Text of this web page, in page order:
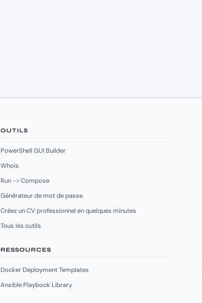
OUTILS
PowerShell GUI Builder
Whois
Run -> Compose
Générateur de mot de passe
Créez un CV professionnel en quelques minutes
Tous les outils
RESSOURCES
Docker Deployment Templates
Ansible Playbook Library